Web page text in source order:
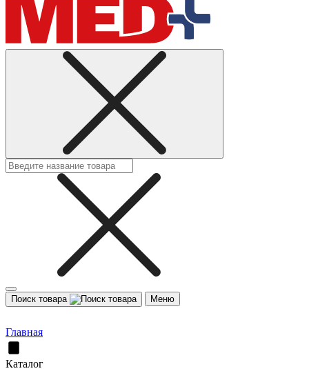
Поиск товара Меню
Главная
Каталог